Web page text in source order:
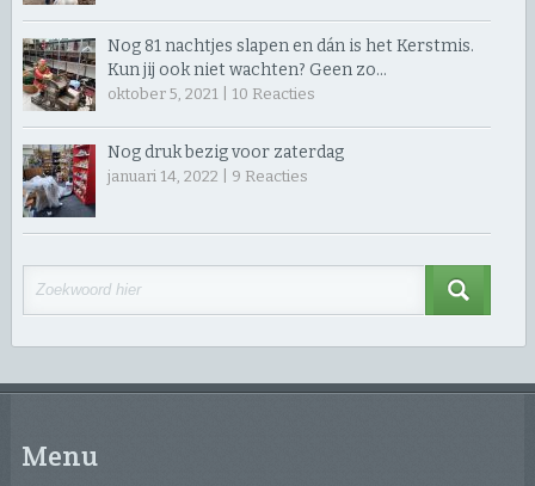
Nog 81 nachtjes slapen en dán is het Kerstmis.
Kun jij ook niet wachten? Geen zo…
oktober 5, 2021 | 10 Reacties
Nog druk bezig voor zaterdag
januari 14, 2022 | 9 Reacties
Menu